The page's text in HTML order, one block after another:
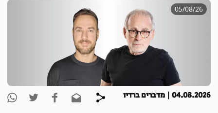
05/08/26
04.08.2026 | מדברים ברדיו